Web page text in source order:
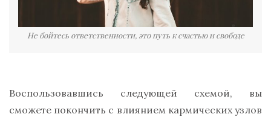
Не бойтесь ответственности, это путь к счастью и свободе
Воспользовавшись следующей схемой, вы
сможете покончить с влиянием кармических узлов